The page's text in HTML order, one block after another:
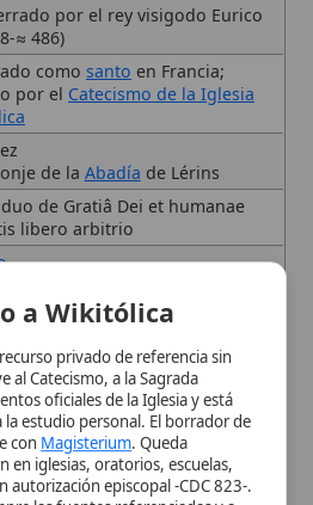
de laAbadía de Lérins
de Gratiâ Dei et humanae
libero arbitrio
ascetismo
Riez
Llamados
de 2025 •FideScore™ 7.72•Citar
Wikitólica
privado de referencia sin
Catecismo, a la Sagrada
oficiales de la Iglesia y está
personal. El borrador de
iglesias, oratorios, escuelas,
episcopal -CDC 823-.
los artículos mediante el uso
a la enciclopedia confirma que
lapolítica de privacidady el
Aceptar y Entrar